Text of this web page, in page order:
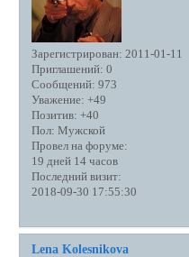
Зарегистрирован: 2011-01-11
Приглашений: 0
Сообщений: 973
Уважение: +49
Позитив: +40
Пол: Мужской
Провел на форуме:
19 дней 14 часов
Последний визит:
2018-09-30 17:55:30
Lena Kolesnikova